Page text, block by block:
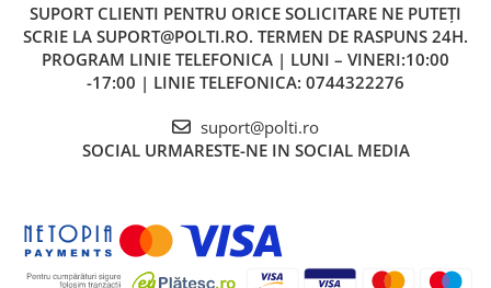
SUPORT CLIENTI PENTRU ORICE SOLICITARE NE PUTEȚI
SCRIE LA SUPORT@POLTI.RO. TERMEN DE RASPUNS 24H.
PROGRAM LINIE TELEFONICA | LUNI – VINERI:10:00
-17:00 | LINIE TELEFONICA: 0744322276
suport@polti.ro
SOCIAL URMARESTE-NE IN SOCIAL MEDIA